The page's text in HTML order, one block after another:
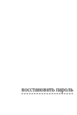
восстановить пароль